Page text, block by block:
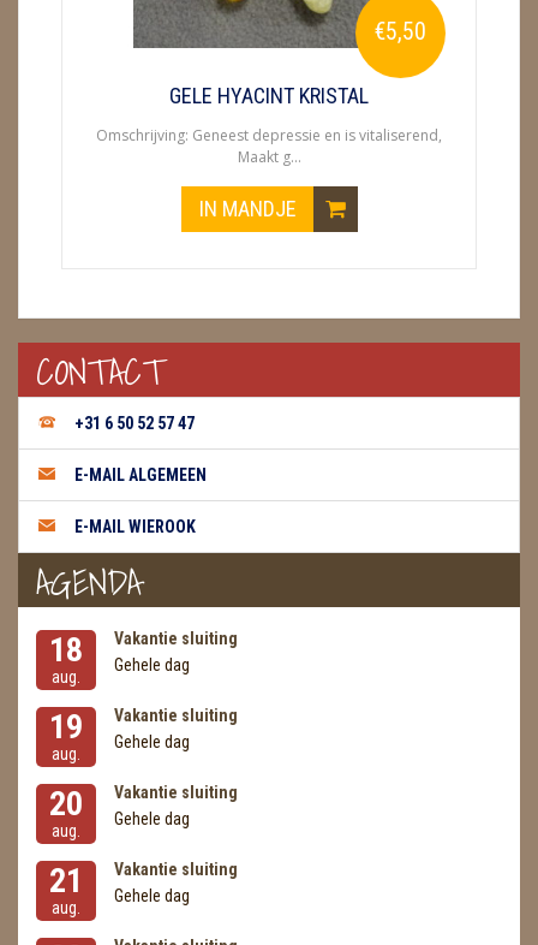
METEORIETEN
READING EN PERSOONLIJK ADVIES
RUWE STENEN
THEELICHTEN
VLINDERS
WIEROOK, OLIE & TOEBEHOREN
ZAKJES WATER ELIXERS
€5,50
GELE HYACINT KRISTAL
Omschrijving: Geneest depressie en is vitaliserend,
Maakt g...
IN MANDJE
CONTACT
+31 6 50 52 57 47
E-MAIL ALGEMEEN
E-MAIL WIEROOK
AGENDA
18
aug.
Vakantie sluiting
Gehele dag
19
aug.
Vakantie sluiting
Gehele dag
20
aug.
Vakantie sluiting
Gehele dag
21
aug.
Vakantie sluiting
Gehele dag